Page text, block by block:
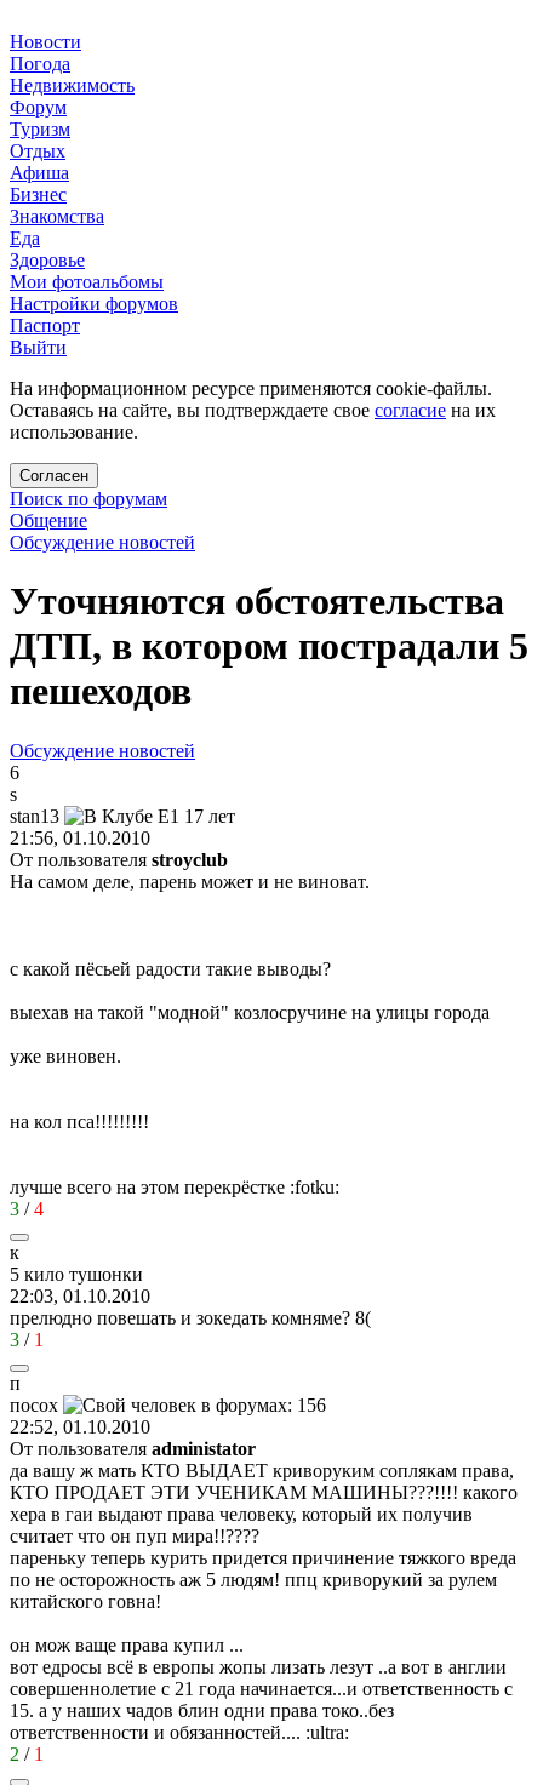
Новости
Погода
Недвижимость
Форум
Туризм
Отдых
Афиша
Бизнес
Знакомства
Еда
Здоровье
Мои фотоальбомы
Настройки форумов
Паспорт
Выйти
На информационном ресурсе применяются cookie-файлы.
Оставаясь на сайте, вы подтверждаете свое согласие на их
использование.
Согласен
Поиск по форумам
Общение
Обсуждение новостей
Уточняются обстоятельства
ДТП, в котором пострадали 5
пешеходов
Обсуждение новостей
6
s
stan13
21:56, 01.10.2010
От пользователя stroyclub
На самом деле, парень может и не виноват.
с какой пёсьей радости такие выводы?
выехав на такой "модной" козлосручине на улицы города
уже виновен.
на кол пса!!!!!!!!!
лучше всего на этом перекрёстке :fotku:
3 /4
к
5 кило тушонки
22:03, 01.10.2010
прелюдно повешать и зокедать комняме? 8(
3 / 1
п
посох
22:52, 01.10.2010
От пользователя administator
да вашу ж мать КТО ВЫДАЕТ криворуким соплякам права,
КТО ПРОДАЕТ ЭТИ УЧЕНИКАМ МАШИНЫ???!!!! какого
хера в гаи выдают права человеку, который их получив
считает что он пуп мира!!????
пареньку теперь курить придется причинение тяжкого вреда
по не осторожность аж 5 людям! ппц криворукий за рулем
китайского говна!
он мож ваще права купил ...
вот едросы всё в европы жопы лизать лезут ..а вот в англии
совершеннолетие с 21 года начинается...и ответственность с
15. а у наших чадов блин одни права токо..без
ответственности и обязанностей.... :ultra:
2 / 1